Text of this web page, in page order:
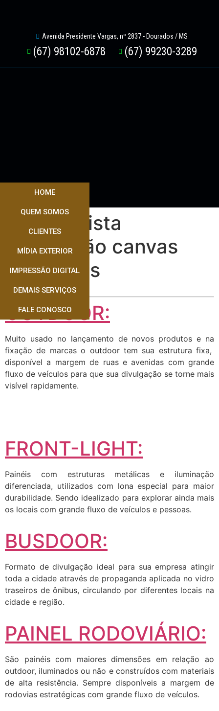
Avenida Presidente Vargas, nº 2837 - Dourados / MS
(67) 98102-6878 (67) 99230-3289
HOME
QUEM SOMOS
CLIENTES
MÍDIA EXTERIOR
IMPRESSÃO DIGITAL
DEMAIS SERVIÇOS
FALE CONOSCO
Especialista
Impressão canvas
Dourados
OUTDOOR:
Muito usado no lançamento de novos produtos e na
fixação de marcas o outdoor tem sua estrutura fixa,
disponível a margem de ruas e avenidas com grande
fluxo de veículos para que sua divulgação se torne mais
visível rapidamente.
FRONT-LIGHT:
Painéis com estruturas metálicas e iluminação
diferenciada, utilizados com lona especial para maior
durabilidade. Sendo idealizado para explorar ainda mais
os locais com grande fluxo de veículos e pessoas.
BUSDOOR:
Formato de divulgação ideal para sua empresa atingir
toda a cidade através de propaganda aplicada no vidro
traseiros de ônibus, circulando por diferentes locais na
cidade e região.
PAINEL RODOVIÁRIO:
São painéis com maiores dimensões em relação ao
outdoor, iluminados ou não e construídos com materiais
de alta resistência. Sempre disponíveis a margem de
rodovias estratégicas com grande fluxo de veículos.